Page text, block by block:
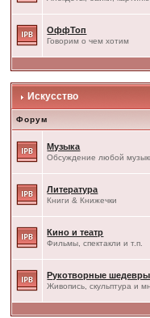
ОффТоп
Говорим о чем хотим
Искусство
Форум
Музыка
Обсуждение любой
Литература
Книги & Книжечки
Кино и театр
Фильмы, спектакли и т.п.
Рукотворные шедевры
Живопись, скульптура и